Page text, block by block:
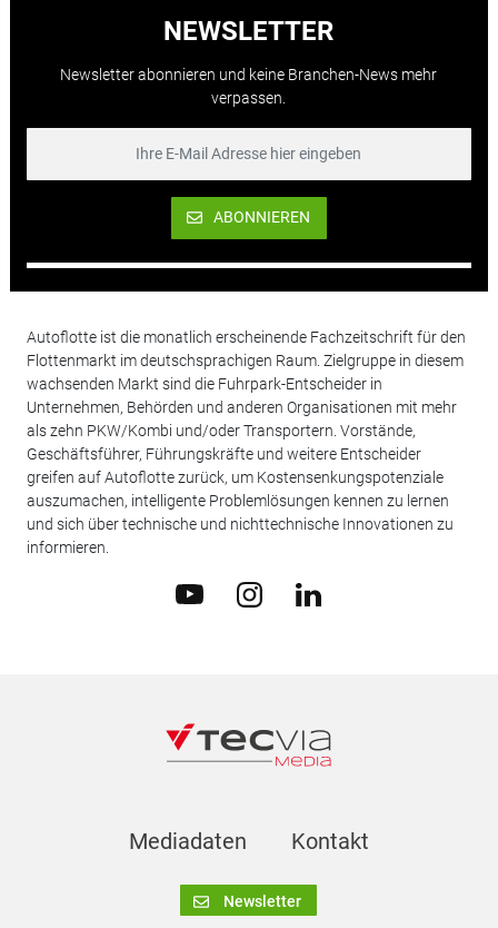
NEWSLETTER
Newsletter abonnieren und keine Branchen-News mehr
verpassen.
ABONNIEREN
Autoflotte ist die monatlich erscheinende Fachzeitschrift für den
Flottenmarkt im deutschsprachigen Raum. Zielgruppe in diesem
wachsenden Markt sind die Fuhrpark-Entscheider in
Unternehmen, Behörden und anderen Organisationen mit mehr
als zehn PKW/Kombi und/oder Transportern. Vorstände,
Geschäftsführer, Führungskräfte und weitere Entscheider
greifen auf Autoflotte zurück, um Kostensenkungspotenziale
auszumachen, intelligente Problemlösungen kennen zu lernen
und sich über technische und nichttechnische Innovationen zu
informieren.
Mediadaten Kontakt
Newsletter